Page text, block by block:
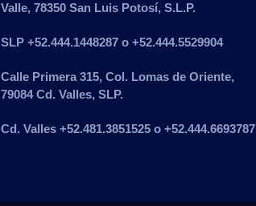
Valle, 78350 San Luis Potosí, S.L.P.
SLP +52.444.1448287 o +52.444.5529904
Calle Primera 315, Col. Lomas de Oriente,
79084 Cd. Valles, SLP.
Cd. Valles +52.481.3851525 o +52.444.6693787